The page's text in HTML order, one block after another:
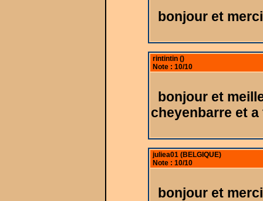
bonjour et
rintintin ()
Note : 10/10
bonjour et
cheyenbarre et
juliea01 (BELGIQUE)
Note : 10/10
bonjour et